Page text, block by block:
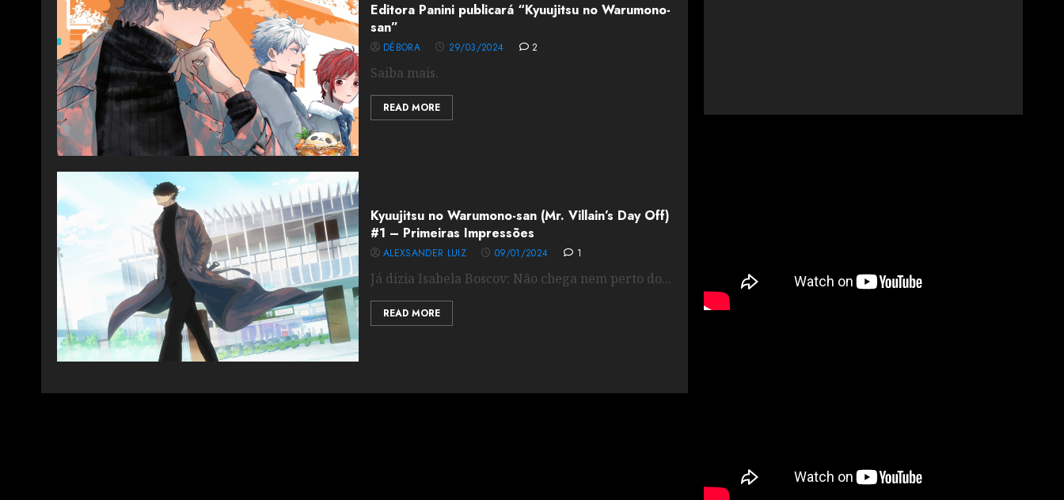
Editora Panini publicará “Kyuujitsu no Warumono-
san”
DÉBORA 29/03/2024 2
Saiba mais.
READ MORE
Kyuujitsu no Warumono-san (Mr. Villain’s Day Off)
#1 – Primeiras Impressões
ALEXSANDER LUIZ 09/01/2024 1
Já dizia Isabela Boscov: Não chega nem perto do...
READ MORE